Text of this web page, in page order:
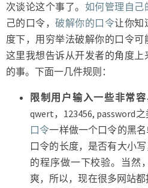
次谈论这个事了。 如何管理自己
己的口令，破解你的口令让你知
度下，用穷举法破解你的口令
这里我想告诉从开发者的角度
的事。下面一几件规则：
限制用户输入一些非常
qwert，123456, password
口令一样做一个口令的黑
口令的长度，是否有大小
的程序做一下校验。当然
爽，所以，现在很多网站